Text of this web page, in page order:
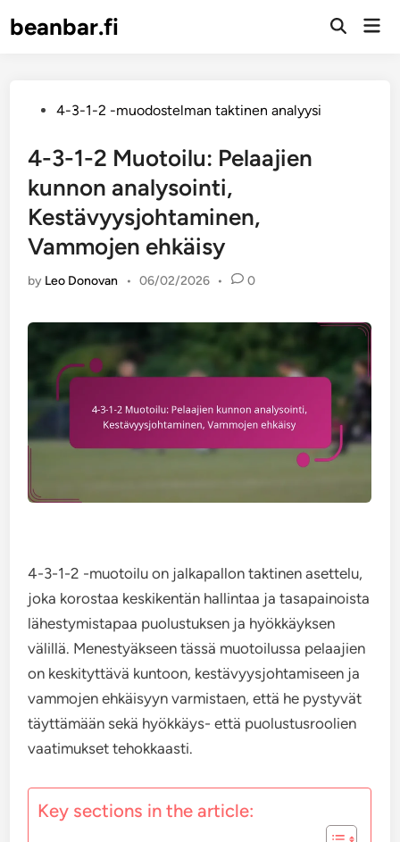
tobeanbar.fi
Open
Posted4-3-1-2 -muodostelman taktinen analyysi
4-3-1-2 Muotoilu: Pelaajien
kunnon analysointi,
Kestävyysjohtaminen,
Vammojen ehkäisy
by Leo Donovan • 06/02/2026 • 0
4-3-1-2 -muotoilu on jalkapallon taktinen asettelu,
joka korostaa keskikentän hallintaa ja tasapainoista
lähestymistapaa puolustuksen ja hyökkäyksen
välillä. Menestyäkseen tässä muotoilussa pelaajien
on keskityttävä kuntoon, kestävyysjohtamiseen ja
vammojen ehkäisyyn varmistaen, että he pystyvät
täyttämään sekä hyökkäys- että puolustusroolien
vaatimukset tehokkaasti.
Key sections in the article: